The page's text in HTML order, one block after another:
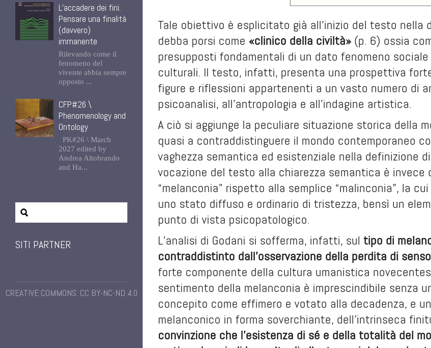
L’accadere dei fini.
Pensare una finalità
(davvero)
immanente
Rilevando come il
fenomeno del
vivente abbia sempre
opposto ...
CFP#26 \
Phenomenology and
Ontology
PK#26 \ March
2027 edited by
Andrea Altobrando
and Ha...
SITI PARTNER
CREATIVE COMMONS: CC BY-NC-ND 4.0
Tale obiettivo è esplicitato già all’inizio del testo nella
debba porsi come «clinico della civiltà»(p. 6) ossia
presupposti fondamentali di un dato fenomeno
culturali. Il testo, infatti, presenta una prospettiva
figure e riflessioni appartenenti a un vasto numero di
psicoanalisi, all’antropologia e all’indagine artistica.
A ciò si aggiunge la peculiare situazione storica della
quasi a contraddistinguere il mondo contemporaneo
vaghezza semantica ed esistenziale nella definizione
vocazione del testo alla chiarezza semantica è
“melanconia” rispetto alla semplice “malinconia”, la
uno stato diffuso e ordinario di tristezza, bensì un
punto di vista psicopatologico.
L’analisi di Godani si sofferma, infatti, sul tipo di
contraddistinto dall’osservazione della perdita di
forte componente della cultura umanistica
sentimento della melanconia è imprescindibile senza
concepito come effimero e votato alla decadenza, e
melanconico in forma soverchiante, dell’intrinseca
convinzione che l’esistenza di sé e della totalità del